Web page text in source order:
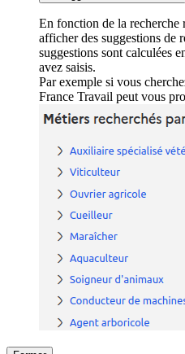
En fonction de la recherche
afficher des suggestions de
suggestions sont calculées
avez saisis.
Par exemple si vous
France Travail peut vous